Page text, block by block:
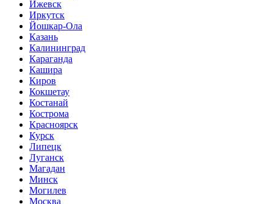
Ижевск
Иркутск
Йошкар-Ола
Казань
Калининград
Караганда
Кашира
Киров
Кокшетау
Костанай
Кострома
Красноярск
Курск
Липецк
Луганск
Магадан
Минск
Могилев
Москва